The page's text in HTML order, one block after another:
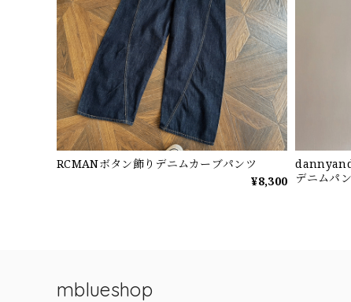
RCMANボタン飾りデニムカーブパンツ
¥8,300
デニムパ
mblueshop